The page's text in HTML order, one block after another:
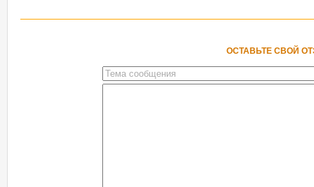
ОСТАВЬТЕ СВОЙ